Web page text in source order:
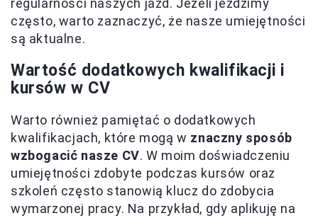
regularności naszych jazd. Jeżeli jeździmy
często, warto zaznaczyć, że nasze umiejętności
są aktualne.
Wartość dodatkowych kwalifikacji i
kursów w CV
Warto również pamiętać o dodatkowych
kwalifikacjach, które mogą w znaczny sposób
wzbogacić nasze CV. W moim doświadczeniu
umiejętności zdobyte podczas kursów oraz
szkoleń często stanowią klucz do zdobycia
wymarzonej pracy. Na przykład, gdy aplikuję na